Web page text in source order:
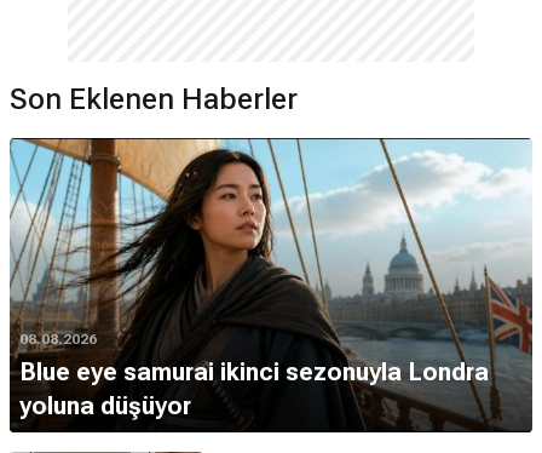
Son Eklenen Haberler
08.08.2026
Blue eye samurai ikinci sezonuyla Londra
yoluna düşüyor